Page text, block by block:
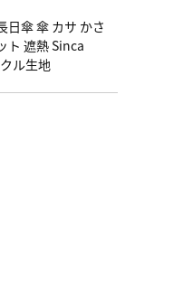
日傘 傘 カサ かさ
ト 遮熱 Sinca
ル生地